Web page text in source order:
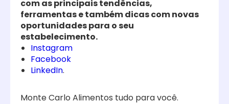
com as principais tendências,
ferramentas e também dicas com novas
oportunidades para o seu
estabelecimento.
Instagram
Facebook
LinkedIn.
Monte Carlo Alimentos tudo para você.